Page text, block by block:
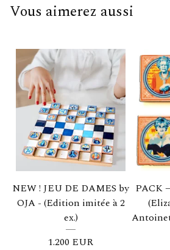
Vous aimerez aussi
NEW ! JEU DE DAMES by
OJA - (Edition imitée à 2
ex.)
1.200 EUR
PACK